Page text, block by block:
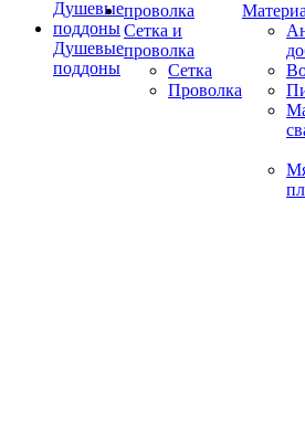
Душевые
поддоны
Сетка и
проволка
Сетка
Проволка